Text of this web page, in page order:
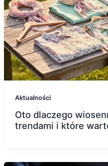
Aktualności
Oto dlaczego
trendami i które